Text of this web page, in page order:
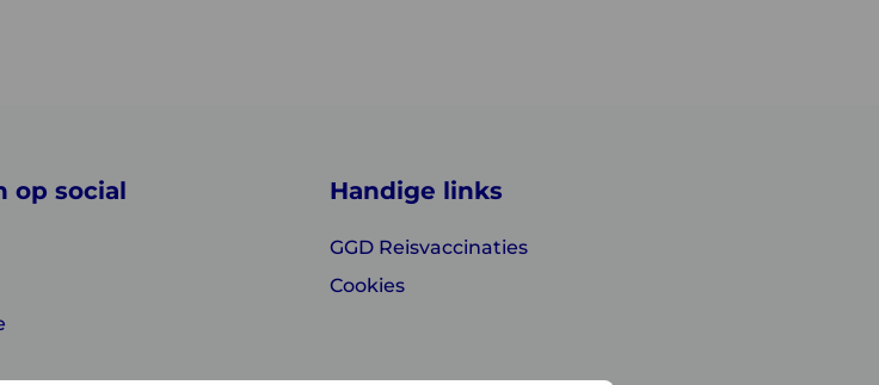
op social
Handige links
GGD Reisvaccinaties
Cookies